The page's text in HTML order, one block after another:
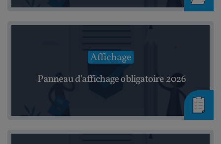
Affichage
Panneau d'affichage obligatoire 2026